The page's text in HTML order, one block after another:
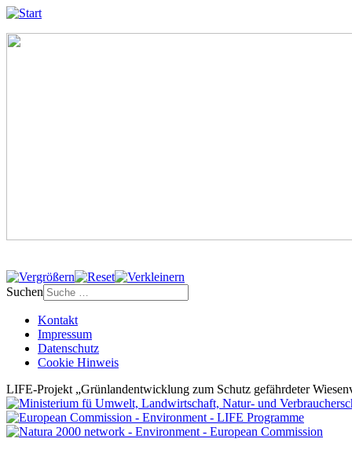
Suchen
Kontakt
Impressum
Datenschutz
Cookie Hinweis
LIFE-Projekt „Grünlandentwicklung zum Schutz gefährdeter